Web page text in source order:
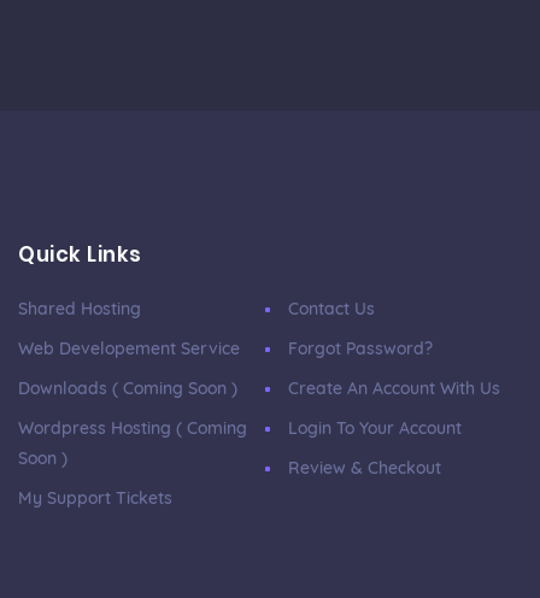
Quick Links
Shared Hosting
Web Developement Service
Downloads ( Coming Soon )
Wordpress Hosting ( Coming
Soon )
My Support Tickets
Contact Us
Forgot Password?
Create An Account With Us
Login To Your Account
Review & Checkout